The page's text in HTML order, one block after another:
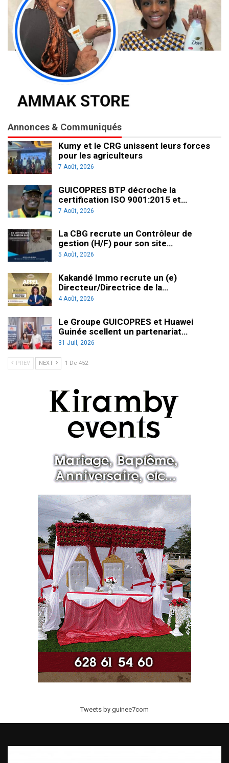
Annonces & Communiqués
Kumy et le CRG unissent leurs forces
pour les agriculteurs
7 Août, 2026
GUICOPRES BTP décroche la
certification ISO 9001:2015 et…
7 Août, 2026
La CBG recrute un Contrôleur de
gestion (H/F) pour son site…
5 Août, 2026
Kakandé Immo recrute un (e)
Directeur/Directrice de la…
4 Août, 2026
Le Groupe GUICOPRES et Huawei
Guinée scellent un partenariat…
31 Juil, 2026
PREV NEXT 1 De 452
Tweets by guinee7com